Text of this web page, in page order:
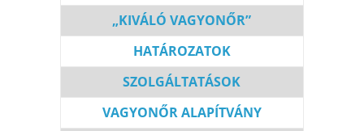
„KIVÁLÓ VAGYONŐR”
HATÁROZATOK
SZOLGÁLTATÁSOK
VAGYONŐR ALAPÍTVÁNY